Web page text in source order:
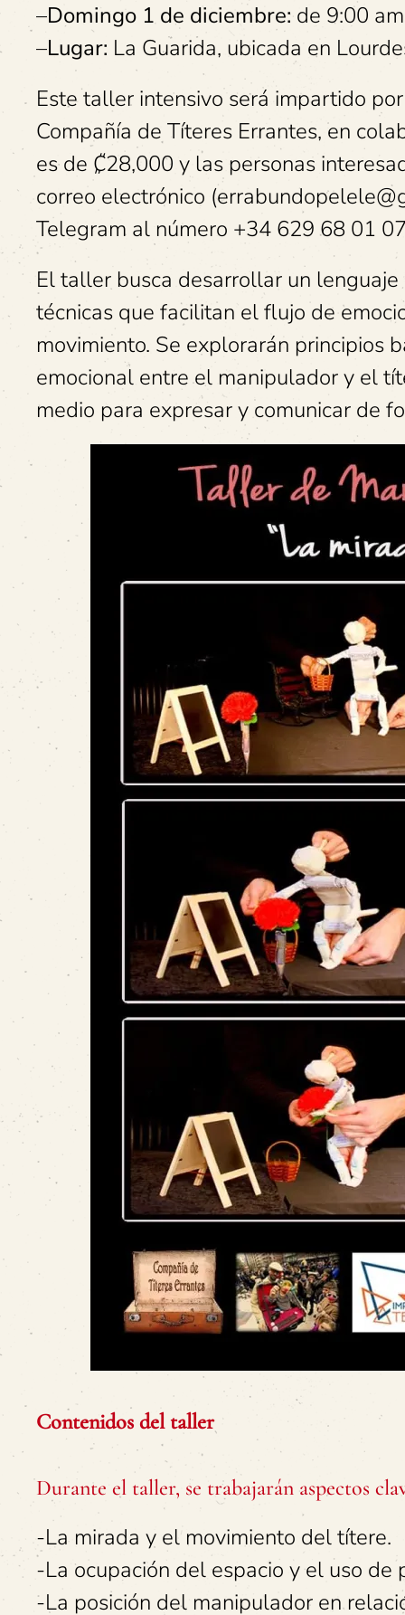
–Domingo 1 de diciembre: de 9:00
–Lugar: La Guarida, ubicada en
Este taller intensivo será impartido
Compañía de Títeres Errantes, en
es de ₡28,000 y las personas
correo electrónico
Telegram al número +34 629 68 01
El taller busca desarrollar un
técnicas que facilitan el flujo de
movimiento. Se explorarán principios
emocional entre el manipulador y el
medio para expresar y comunicar de
Contenidos del taller
Durante el taller, se trabajarán aspectos
-La mirada y el movimiento del títere.
-La ocupación del espacio y el uso de
-La posición del manipulador en